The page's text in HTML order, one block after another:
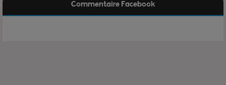
Commentaire Facebook